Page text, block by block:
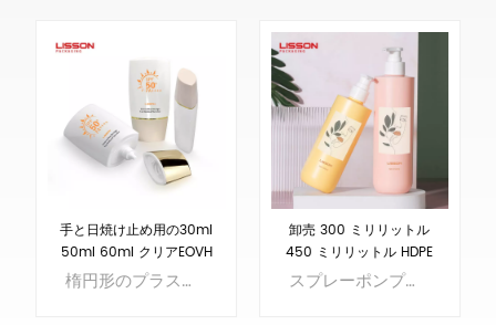
手と日焼け止め用の30ml
50ml 60ml クリアEOVH
層HDPEプラスチッククリ
楕円形のプラスチックボトル、ボトル内にEOVHがあり、粉ミルクをよりよく保護します。 MOQはわずか5000個です。
卸売 300 ミリリットル
450 ミリリットル HDPE
プラスチック スプレー調
スプレーポンプヘッド付きの300mlと450ml仕様。パーソナルケア、ヘアケア、ボディケアに適しています